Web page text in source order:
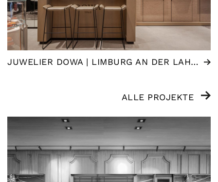
JUWELIER DOWA | LIMBURG AN DER LAHN (DE)
ALLE PROJEKTE